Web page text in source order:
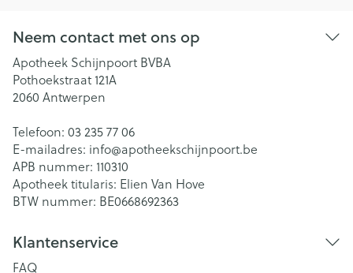
Neem contact met ons op
Apotheek Schijnpoort BVBA
Pothoekstraat 121A
2060 Antwerpen
Telefoon: 03 235 77 06
E-mailadres: info@apotheekschijnpoort.be
APB nummer: 110310
Apotheek titularis: Elien Van Hove
BTW nummer: BE0668692363
Klantenservice
FAQ